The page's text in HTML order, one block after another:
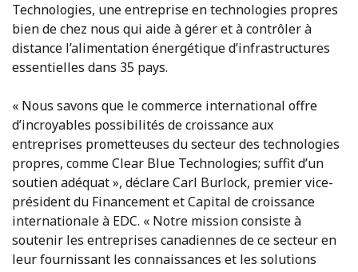
Technologies, une entreprise en technologies propres
bien de chez nous qui aide à gérer et à contrôler à
distance l’alimentation énergétique d’infrastructures
essentielles dans 35 pays.
« Nous savons que le commerce international offre
d’incroyables possibilités de croissance aux
entreprises prometteuses du secteur des technologies
propres, comme Clear Blue Technologies; suffit d’un
soutien adéquat », déclare Carl Burlock, premier vice-
président du Financement et Capital de croissance
internationale à EDC. « Notre mission consiste à
soutenir les entreprises canadiennes de ce secteur en
leur fournissant les connaissances et les solutions